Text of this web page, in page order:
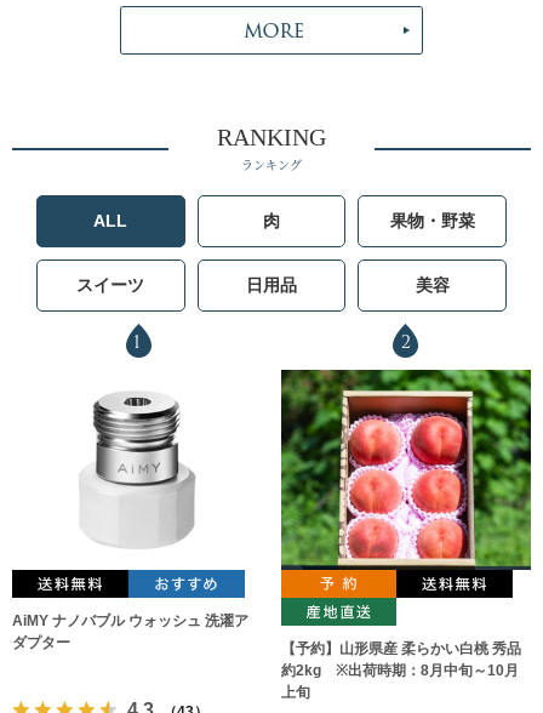
RANKING
ランキング
ALL 肉 果物・野菜
スイーツ 日用品 美容
1
AiMY ナノバブル ウォッシュ 洗濯ア
ダプター
2
【予約】山形県産 柔らかい白桃 秀品
約2kg ※出荷時期：8月中旬～10月
上旬